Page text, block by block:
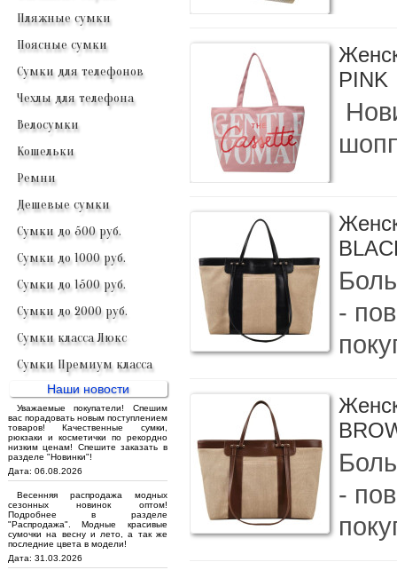
Пляжные сумки
Поясные сумки
Сумки для телефонов
Чехлы для телефона
Велосумки
Кошельки
Ремни
Дешевые сумки
Сумки до 500 руб.
Сумки до 1000 руб.
Сумки до 1500 руб.
Сумки до 2000 руб.
Сумки класса Люкс
Сумки Премиум класса
Наши новости
Уважаемые покупатели! Спешим
вас порадовать новым поступлением
товаров! Качественные сумки,
рюкзаки и косметички по рекордно
низким ценам! Спешите заказать в
разделе "Новинки"!
Дата: 06.08.2026
Весенняя распродажа модных
сезонных новинок оптом!
Подробнее в разделе
"Распродажа". Модные красивые
сумочки на весну и лето, а так же
последние цвета в модели!
Дата: 31.03.2026
PINK
-
-